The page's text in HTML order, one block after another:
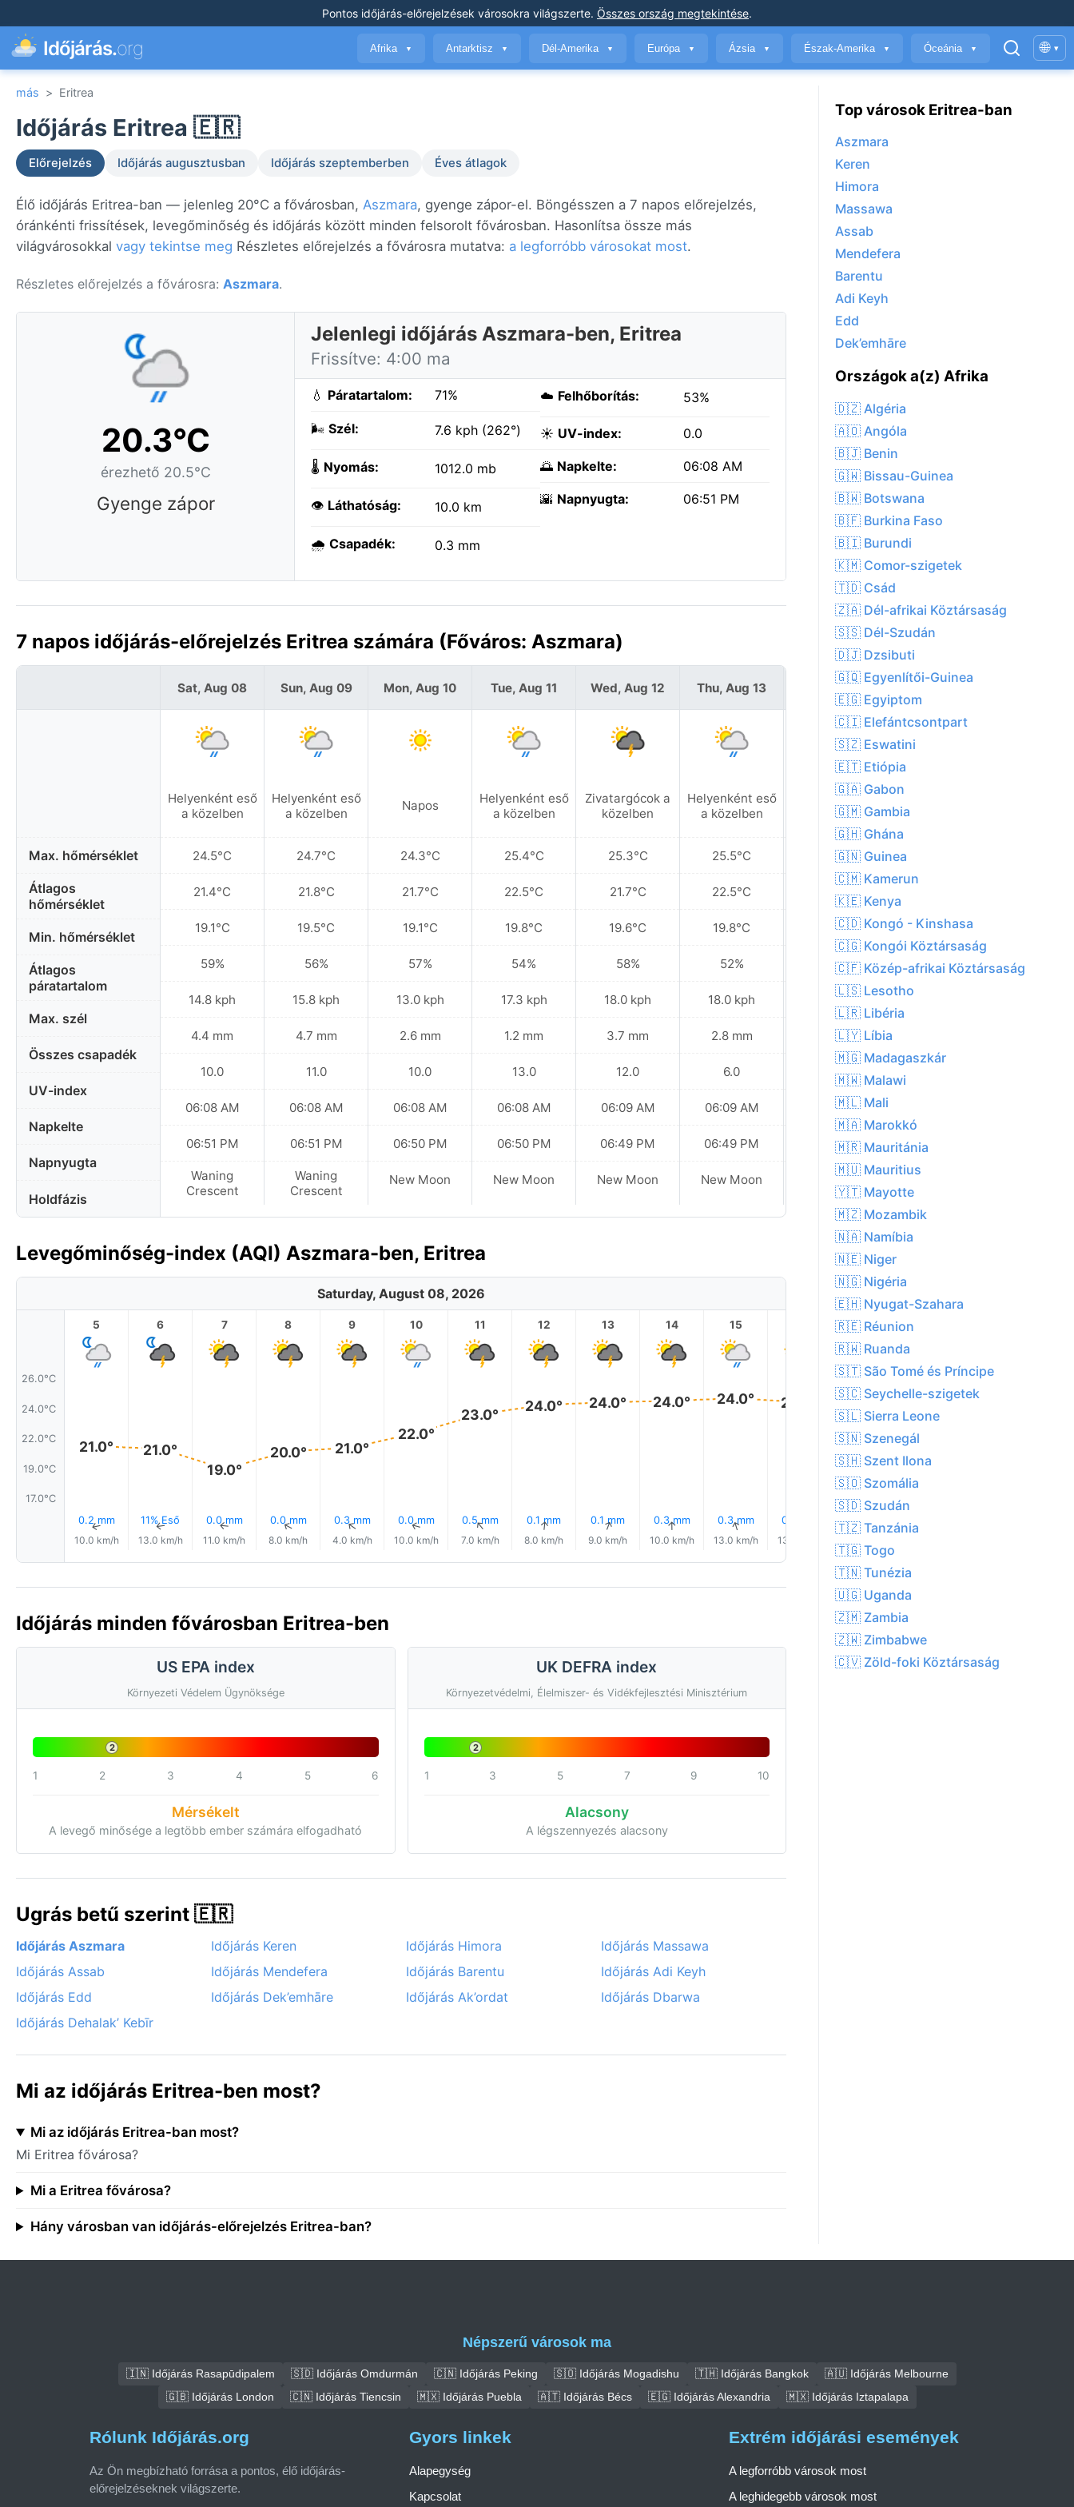
Pontos időjárás-előrejelzések városokra világszerte. Összes ország megtekintése.
Időjárás.org Afrika ▼ Antarktisz ▼ Dél-Amerika ▼ Európa ▼ Ázsia ▼ Észak-Amerika ▼ Óceánia ▼ 🌐 ▾
más > Eritrea
Időjárás Eritrea 🇪🇷
Előrejelzés Időjárás augusztusban Időjárás szeptemberben Éves átlagok
Élő időjárás Eritrea-ban — jelenleg 20°C a fővárosban, Aszmara, gyenge zápor-el. Böngésszen a 7 napos előrejelzés,
óránkénti frissítések, levegőminőség és időjárás között minden felsorolt fővárosban. Hasonlítsa össze más
világvárosokkal vagy tekintse meg Részletes előrejelzés a fővárosra mutatva: a legforróbb városokat most.
Részletes előrejelzés a fővárosra: Aszmara.
20.3°C
érezhető 20.5°C
Gyenge zápor
Jelenlegi időjárás Aszmara-ben, Eritrea
Frissítve: 4:00 ma
💧 Páratartalom: 71%
🌬️ Szél: 7.6 kph (262°)
🌡️ Nyomás: 1012.0 mb
👁️ Láthatóság: 10.0 km
🌧️ Csapadék: 0.3 mm
☁️ Felhőborítás: 53%
☀️ UV-index: 0.0
🌅 Napkelte: 06:08 AM
🌇 Napnyugta: 06:51 PM
7 napos időjárás-előrejelzés Eritrea számára (Főváros: Aszmara)
Max. hőmérséklet
Átlagos
hőmérséklet
Min. hőmérséklet
Átlagos
páratartalom
Max. szél
Összes csapadék
UV-index
Napkelte
Napnyugta
Holdfázis
Sat, Aug 08
Helyenként eső
a közelben
24.5°C
21.4°C
19.1°C
59%
14.8 kph
4.4 mm
10.0
06:08 AM
06:51 PM
Waning
Crescent
Sun, Aug 09
Helyenként eső
a közelben
24.7°C
21.8°C
19.5°C
56%
15.8 kph
4.7 mm
11.0
06:08 AM
06:51 PM
Waning
Crescent
Mon, Aug 10
Napos
24.3°C
21.7°C
19.1°C
57%
13.0 kph
2.6 mm
10.0
06:08 AM
06:50 PM
New Moon
Tue, Aug 11
Helyenként eső
a közelben
25.4°C
22.5°C
19.8°C
54%
17.3 kph
1.2 mm
13.0
06:08 AM
06:50 PM
New Moon
Wed, Aug 12
Zivatargócok a
közelben
25.3°C
21.7°C
19.6°C
58%
18.0 kph
3.7 mm
12.0
06:09 AM
06:49 PM
New Moon
Thu, Aug 13
Helyenként eső
a közelben
25.5°C
22.5°C
19.8°C
52%
18.0 kph
2.8 mm
6.0
06:09 AM
06:49 PM
New Moon
Fri, Aug 14
Zivatargócok a
közelben
26.4°C
22.7°C
19.1°C
56%
21.6 kph
2.4 mm
7.0
06:09 AM
06:48 PM
Waxing
Crescent
Levegőminőség-index (AQI) Aszmara-ben, Eritrea
Saturday, August 08, 2026
26.0°C
24.0°C
22.0°C
19.0°C
17.0°C
5
21.0°
0.2 mm
↑
10.0 km/h
6
21.0°
11% Eső
↑
13.0 km/h
7
19.0°
0.0 mm
↑
11.0 km/h
8
20.0°
0.0 mm
↑
8.0 km/h
9
21.0°
0.3 mm
↑
4.0 km/h
10
22.0°
0.0 mm
↑
10.0 km/h
11
23.0°
0.5 mm
↑
7.0 km/h
12
24.0°
0.1 mm
↑
8.0 km/h
13
24.0°
0.1 mm
↑
9.0 km/h
14
24.0°
0.3 mm
↑
10.0 km/h
15
24.0°
0.3 mm
↑
13.0 km/h
24.0°
0.7 mm
13.0 km/h
17
24.0°
0.1 mm
↑
23.0°
0.1 mm
Időjárás minden fővárosban Eritrea-ben
US EPA index
Környezeti Védelem Ügynöksége
2
1 2 3 4 5 6
Mérsékelt
A levegő minősége a legtöbb ember számára elfogadható
UK DEFRA index
Környezetvédelmi, Élelmiszer- és Vidékfejlesztési Minisztérium
2
1 3 5 7 9 10
Alacsony
A légszennyezés alacsony
Ugrás betű szerint 🇪🇷
Időjárás Aszmara Időjárás Keren Időjárás Himora
Időjárás Massawa
Időjárás Assab
Időjárás Mendefera Időjárás Barentu
Időjárás Adi Keyh
Időjárás Edd
Időjárás Dek’emhāre Időjárás Ak’ordat
Időjárás Dbarwa
Időjárás Dehalak’ Kebīr
Mi az időjárás Eritrea-ben most?
Mi az időjárás Eritrea-ban most?
Mi Eritrea fővárosa?
Mi a Eritrea fővárosa?
Hány városban van időjárás-előrejelzés Eritrea-ban?
Top városok Eritrea-ban
Aszmara
Keren
Himora
Massawa
Assab
Mendefera
Barentu
Adi Keyh
Edd
Dek’emhāre
Országok a(z) Afrika
🇩🇿 Algéria
🇦🇴 Angóla
🇧🇯 Benin
🇬🇼 Bissau-Guinea
🇧🇼 Botswana
🇧🇫 Burkina Faso
🇧🇮 Burundi
🇰🇲 Comor-szigetek
🇹🇩 Csád
🇿🇦 Dél-afrikai Köztársaság
🇸🇸 Dél-Szudán
🇩🇯 Dzsibuti
🇬🇶 Egyenlítői-Guinea
🇪🇬 Egyiptom
🇨🇮 Elefántcsontpart
🇸🇿 Eswatini
🇪🇹 Etiópia
🇬🇦 Gabon
🇬🇲 Gambia
🇬🇭 Ghána
🇬🇳 Guinea
🇨🇲 Kamerun
🇰🇪 Kenya
🇨🇩 Kongó - Kinshasa
🇨🇬 Kongói Köztársaság
🇨🇫 Közép-afrikai Köztársaság
🇱🇸 Lesotho
🇱🇷 Libéria
🇱🇾 Líbia
🇲🇬 Madagaszkár
🇲🇼 Malawi
🇲🇱 Mali
🇲🇦 Marokkó
🇲🇷 Mauritánia
🇲🇺 Mauritius
🇾🇹 Mayotte
🇲🇿 Mozambik
🇳🇦 Namíbia
🇳🇪 Niger
🇳🇬 Nigéria
🇪🇭 Nyugat-Szahara
🇷🇪 Réunion
🇷🇼 Ruanda
🇸🇹 São Tomé és Príncipe
🇸🇨 Seychelle-szigetek
🇸🇱 Sierra Leone
🇸🇳 Szenegál
🇸🇭 Szent Ilona
🇸🇴 Szomália
🇸🇩 Szudán
🇹🇿 Tanzánia
🇹🇬 Togo
🇹🇳 Tunézia
🇺🇬 Uganda
🇿🇲 Zambia
🇿🇼 Zimbabwe
🇨🇻 Zöld-foki Köztársaság
Népszerű városok ma
🇮🇳 Időjárás Rasapūdipalem 🇸🇩 Időjárás Omdurmán 🇨🇳 Időjárás Peking 🇸🇴 Időjárás Mogadishu 🇹🇭 Időjárás Bangkok
🇦🇺 Időjárás Melbourne
🇬🇧 Időjárás London
🇨🇳 Időjárás Tiencsin 🇲🇽 Időjárás Puebla 🇦🇹 Időjárás Bécs 🇪🇬 Időjárás Alexandria 🇲🇽 Időjárás Iztapalapa
Rólunk Időjárás.org
Az Ön megbízható forrása a pontos, élő időjárás-
előrejelzéseknek világszerte.
Gyors linkek
Alapegység
Kapcsolat
Extrém időjárási események
A legforróbb városok most
A leghidegebb városok most